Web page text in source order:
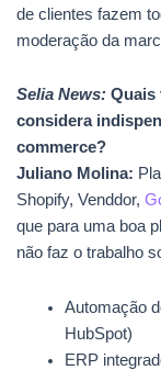
de clientes fazem
moderação da
Selia News: Quais
considera
commerce?
Juliano Molina:
Shopify, Venddor,
que para uma boa
não faz o trabalho
Automação
HubSpot)
ERP